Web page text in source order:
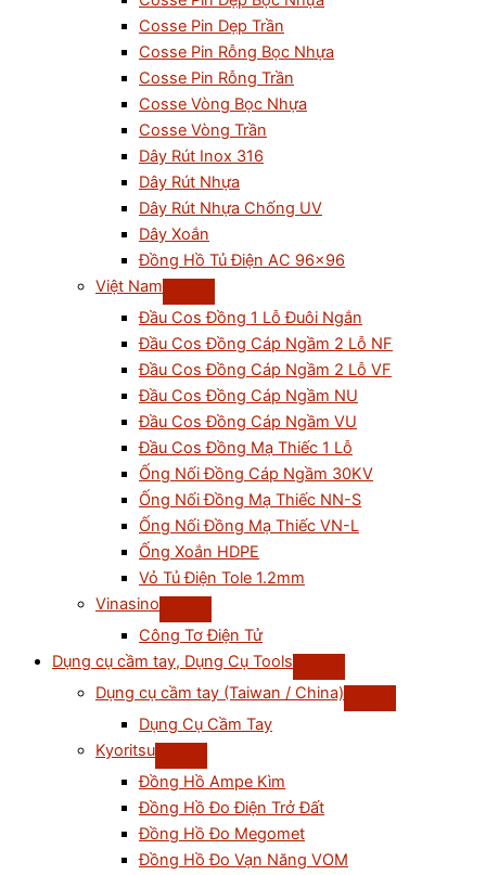
Cosse Pin Dẹp Trần
Cosse Pin Rỗng Bọc Nhựa
Cosse Pin Rỗng Trần
Cosse Vòng Bọc Nhựa
Cosse Vòng Trần
Dây Rút Inox 316
Dây Rút Nhựa
Dây Rút Nhựa Chống UV
Dây Xoắn
Đồng Hồ Tủ Điện AC 96×96
Việt Nam
Đầu Cos Đồng 1 Lỗ Đuôi Ngắn
Đầu Cos Đồng Cáp Ngầm 2 Lỗ NF
Đầu Cos Đồng Cáp Ngầm 2 Lỗ VF
Đầu Cos Đồng Cáp Ngầm NU
Đầu Cos Đồng Cáp Ngầm VU
Đầu Cos Đồng Mạ Thiếc 1 Lỗ
Ống Nối Đồng Cáp Ngầm 30KV
Ống Nối Đồng Mạ Thiếc NN-S
Ống Nối Đồng Mạ Thiếc VN-L
Ống Xoắn HDPE
Vỏ Tủ Điện Tole 1.2mm
Vinasino
Công Tơ Điện Tử
Dụng cụ cầm tay, Dụng Cụ Tools
Dụng cụ cầm tay (Taiwan / China)
Dụng Cụ Cầm Tay
Kyoritsu
Đồng Hồ Ampe Kìm
Đồng Hồ Đo Điện Trở Đất
Đồng Hồ Đo Megomet
Đồng Hồ Đo Vạn Năng VOM